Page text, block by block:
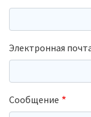
Электронная
Сообщение